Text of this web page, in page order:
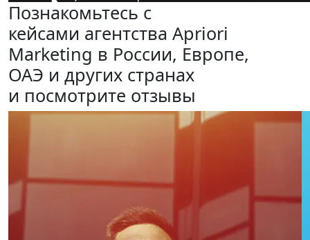
Познакомьтесь с
кейсами агентства Apriori
Marketing в России, Европе,
ОАЭ и других странах
и посмотрите отзывы